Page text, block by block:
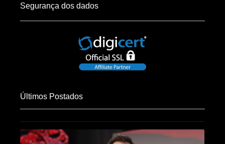
Segurança dos dados
Últimos Postados